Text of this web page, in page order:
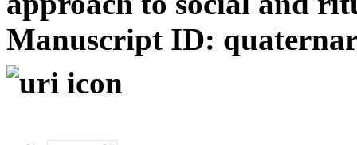
Manuscript ID: